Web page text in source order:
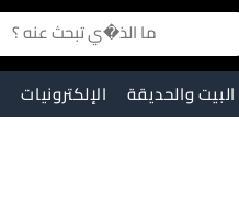
الإلكترونيات البيت والحديقة